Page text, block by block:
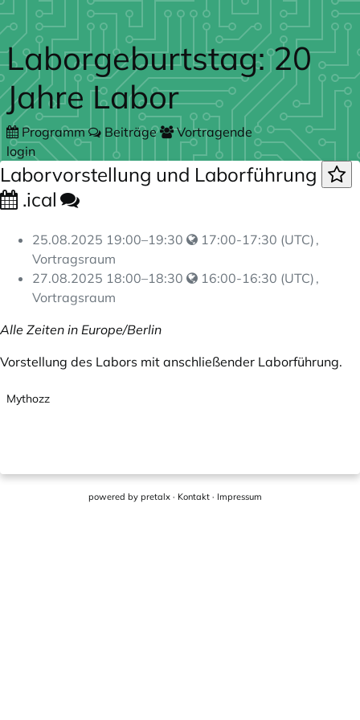
Zum Hauptteil springen
Laborgeburtstag: 20
Jahre Labor
Programm Beiträge
Vortragende
login
Laborvorstellung und Laborführung
.ical
25.08.2025 19:00–19:30 17:00-17:30 (UTC) ,
Vortragsraum
27.08.2025 18:00–18:30 16:00-16:30 (UTC) ,
Vortragsraum
Alle Zeiten in Europe/Berlin
Vorstellung des Labors mit anschließender Laborführung.
Mythozz
powered by pretalx · Kontakt · Impressum